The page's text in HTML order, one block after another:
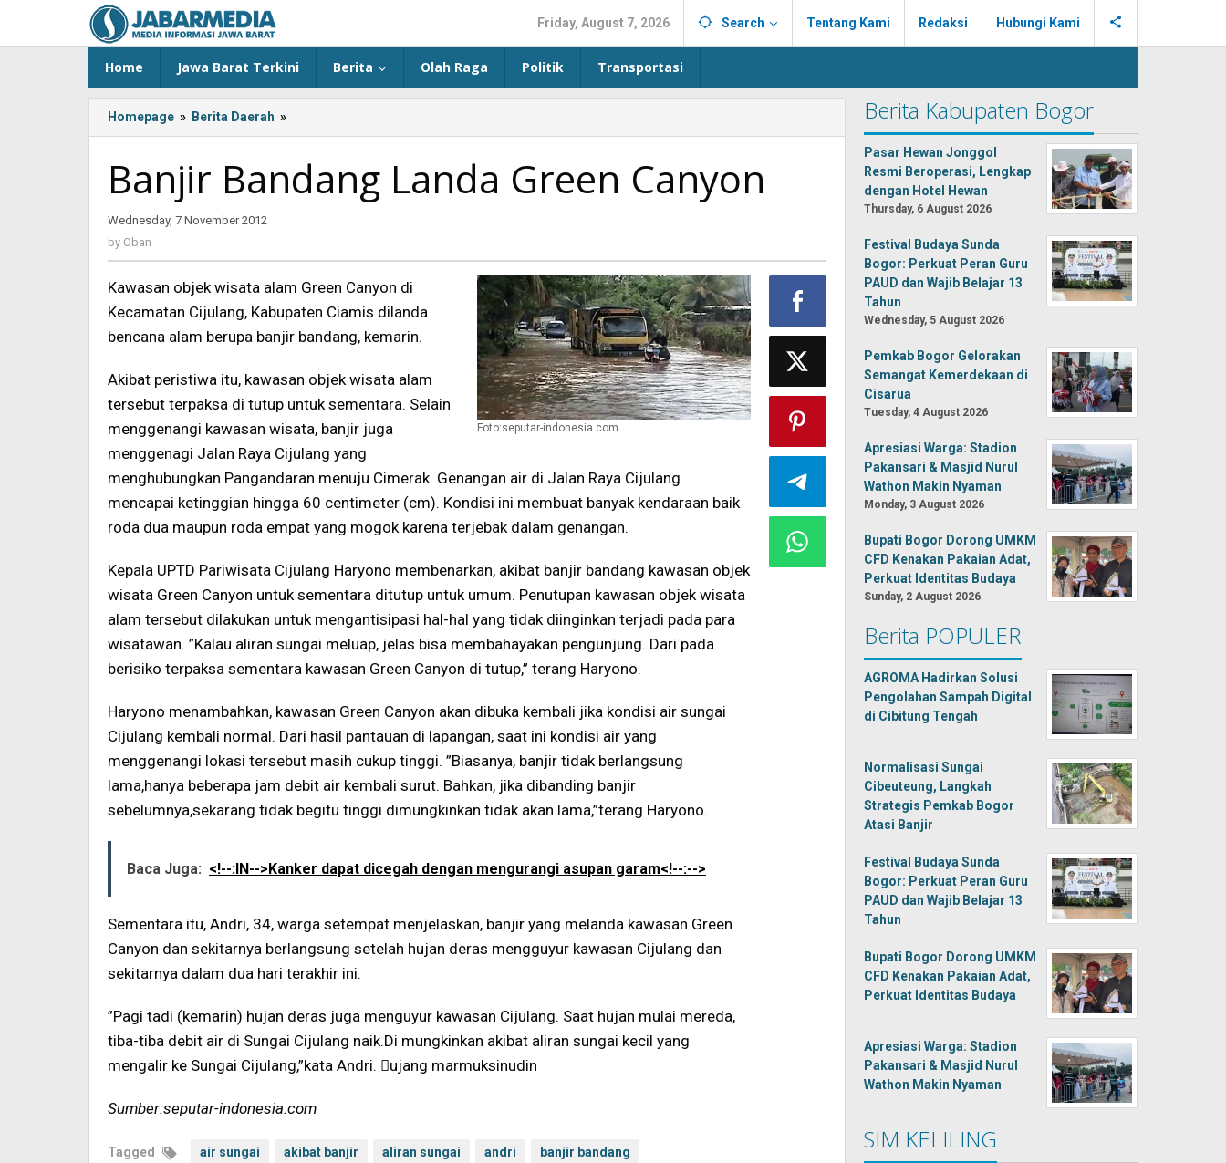
content
Friday, August 7, 2026 Search Tentang Kami Redaksi Hubungi Kami
Home Jawa Barat Terkini Berita Olah Raga Politik Transportasi
Homepage » Berita Daerah »
Bandang
Green
Canyon
Banjir Bandang Landa Green Canyon
Wednesday, 7 November 2012
by Oban
Foto:seputar-indonesia.com
Kawasan objek wisata alam Green Canyon di
Kecamatan Cijulang, Kabupaten Ciamis dilanda
bencana alam berupa banjir bandang, kemarin.
Akibat peristiwa itu, kawasan objek wisata alam
tersebut terpaksa di tutup untuk sementara. Selain
menggenangi kawasan wisata, banjir juga
menggenagi Jalan Raya Cijulang yang
menghubungkan Pangandaran menuju Cimerak. Genangan air di Jalan Raya Cijulang
mencapai ketinggian hingga 60 centimeter (cm). Kondisi ini membuat banyak kendaraan baik
roda dua maupun roda empat yang mogok karena terjebak dalam genangan.
Kepala UPTD Pariwisata Cijulang Haryono membenarkan, akibat banjir bandang kawasan objek
wisata Green Canyon untuk sementara ditutup untuk umum. Penutupan kawasan objek wisata
alam tersebut dilakukan untuk mengantisipasi hal-hal yang tidak diinginkan terjadi pada para
wisatawan. ”Kalau aliran sungai meluap, jelas bisa membahayakan pengunjung. Dari pada
berisiko terpaksa sementara kawasan Green Canyon di tutup,” terang Haryono.
Haryono menambahkan, kawasan Green Canyon akan dibuka kembali jika kondisi air sungai
Cijulang kembali normal. Dari hasil pantauan di lapangan, saat ini kondisi air yang
menggenangi lokasi tersebut masih cukup tinggi. ”Biasanya, banjir tidak berlangsung
lama,hanya beberapa jam debit air kembali surut. Bahkan, jika dibanding banjir
sebelumnya,sekarang tidak begitu tinggi dimungkinkan tidak akan lama,”terang Haryono.
Baca Juga: <!--:IN-->Kanker dapat dicegah dengan mengurangi asupan garam<!--:-->
Sementara itu, Andri, 34, warga setempat menjelaskan, banjir yang melanda kawasan Green
Canyon dan sekitarnya berlangsung setelah hujan deras mengguyur kawasan Cijulang dan
sekitarnya dalam dua hari terakhir ini.
”Pagi tadi (kemarin) hujan deras juga menguyur kawasan Cijulang. Saat hujan mulai mereda,
tiba-tiba debit air di Sungai Cijulang naik.Di mungkinkan akibat aliran sungai kecil yang
mengalir ke Sungai Cijulang,”kata Andri. ujang marmuksinudin
Sumber:seputar-indonesia.com
Tagged air sungai akibat banjir aliran sungai andri banjir bandang
Berita Kabupaten Bogor
Pasar Hewan Jonggol
Resmi Beroperasi, Lengkap
dengan Hotel Hewan
Thursday, 6 August 2026
Festival Budaya Sunda
Bogor: Perkuat Peran Guru
PAUD dan Wajib Belajar 13
Tahun
Wednesday, 5 August 2026
Pemkab Bogor Gelorakan
Semangat Kemerdekaan di
Cisarua
Tuesday, 4 August 2026
Apresiasi Warga: Stadion
Pakansari & Masjid Nurul
Wathon Makin Nyaman
Monday, 3 August 2026
Bupati Bogor Dorong UMKM
CFD Kenakan Pakaian Adat,
Perkuat Identitas Budaya
Sunday, 2 August 2026
Berita POPULER
AGROMA Hadirkan Solusi
Pengolahan Sampah Digital
di Cibitung Tengah
Normalisasi Sungai
Cibeuteung, Langkah
Strategis Pemkab Bogor
Atasi Banjir
Festival Budaya Sunda
Bogor: Perkuat Peran Guru
PAUD dan Wajib Belajar 13
Tahun
Bupati Bogor Dorong UMKM
CFD Kenakan Pakaian Adat,
Perkuat Identitas Budaya
Apresiasi Warga: Stadion
Pakansari & Masjid Nurul
Wathon Makin Nyaman
SIM KELILING